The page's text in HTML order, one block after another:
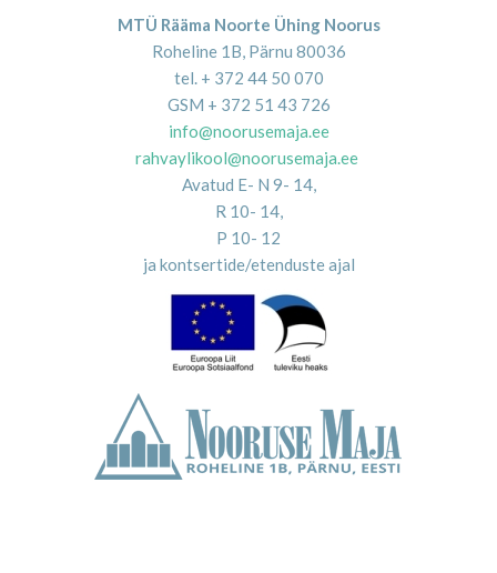
MTÜ Rääma Noorte Ühing Noorus
Roheline 1B, Pärnu 80036
tel. + 372 44 50 070
GSM + 372 51 43 726
info@noorusemaja.ee
rahvaylikool@noorusemaja.ee
Avatud E- N 9- 14,
R 10- 14,
P 10- 12
ja kontsertide/etenduste ajal